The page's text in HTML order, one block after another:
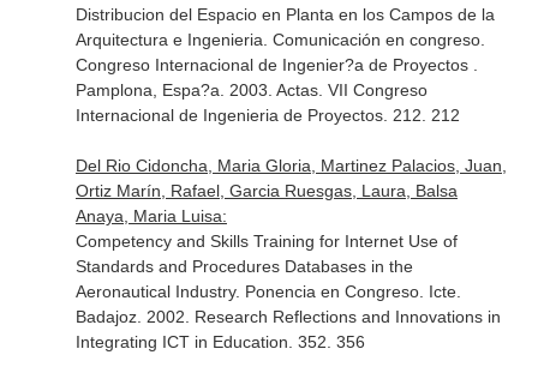
Distribucion del Espacio en Planta en los Campos de la
Arquitectura e Ingenieria. Comunicación en congreso.
Congreso Internacional de Ingenier?a de Proyectos .
Pamplona, Espa?a. 2003. Actas. VII Congreso
Internacional de Ingenieria de Proyectos. 212. 212
Del Rio Cidoncha, Maria Gloria, Martinez Palacios, Juan,
Ortiz Marín, Rafael, Garcia Ruesgas, Laura, Balsa
Anaya, Maria Luisa:
Competency and Skills Training for Internet Use of
Standards and Procedures Databases in the
Aeronautical Industry. Ponencia en Congreso. Icte.
Badajoz. 2002. Research Reflections and Innovations in
Integrating ICT in Education. 352. 356